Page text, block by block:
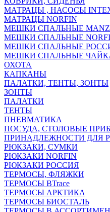
МАТРАЦЫ , НАСОСЫ
МАТРАЦЫ NORFIN
МЕШКИ СПАЛЬНЫЕ
МЕШКИ СПАЛЬНЫЕ
МЕШКИ СПАЛЬНЫЕ
МЕШКИ СПАЛЬНЫЕ
ОХОТА
КАПКАНЫ
ПАЛАТКИ, ТЕНТЫ, ЗОНТЫ
ЗОНТЫ
ПАЛАТКИ
ТЕНТЫ
ПНЕВМАТИКА
ПОСУДА, СТОЛОВЫЕ
ПРИНАДЛЕЖНОСТИ ДЛЯ
РЮКЗАКИ, СУМКИ
РЮКЗАКИ NORFIN
РЮКЗАКИ РОССИЯ
ТЕРМОСЫ, ФЛЯЖКИ
ТЕРМОСЫ BTrace
ТЕРМОСЫ АРКТИКА
ТЕРМОСЫ БИОСТАЛЬ